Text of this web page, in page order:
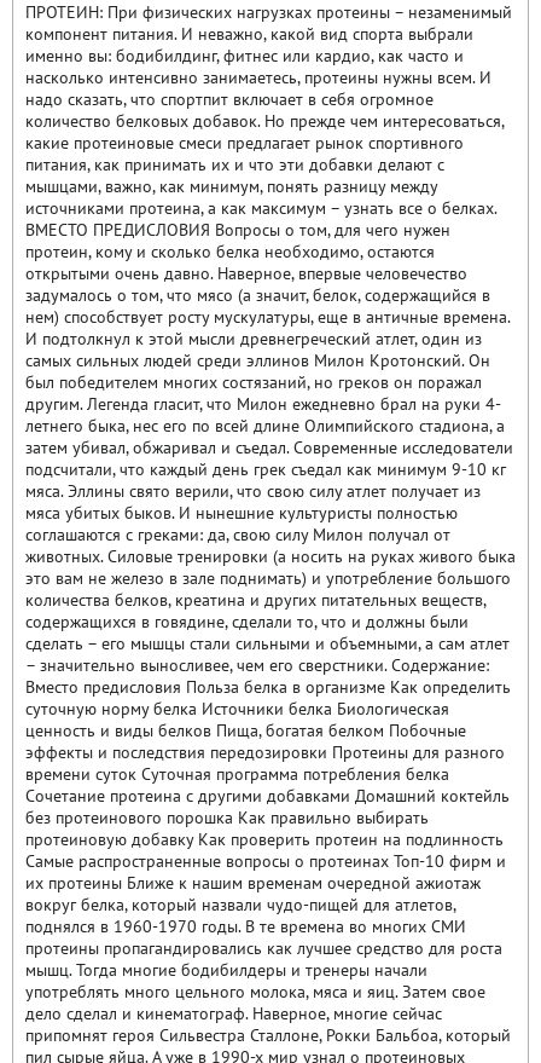
ПРОТЕИН: При физических нагрузках протеины – незаменимый
компонент питания. И неважно, какой вид спорта выбрали
именно вы: бодибилдинг, фитнес или кардио, как часто и
насколько интенсивно занимаетесь, протеины нужны всем. И
надо сказать, что спортпит включает в себя огромное
количество белковых добавок. Но прежде чем интересоваться,
какие протеиновые смеси предлагает рынок спортивного
питания, как принимать их и что эти добавки делают с
мышцами, важно, как минимум, понять разницу между
источниками протеина, а как максимум – узнать все о белках.
ВМЕСТО ПРЕДИСЛОВИЯ Вопросы о том, для чего нужен
протеин, кому и сколько белка необходимо, остаются
открытыми очень давно. Наверное, впервые человечество
задумалось о том, что мясо (а значит, белок, содержащийся в
нем) способствует росту мускулатуры, еще в античные времена.
И подтолкнул к этой мысли древнегреческий атлет, один из
самых сильных людей среди эллинов Милон Кротонский. Он
был победителем многих состязаний, но греков он поражал
другим. Легенда гласит, что Милон ежедневно брал на руки 4-
летнего быка, нес его по всей длине Олимпийского стадиона, а
затем убивал, обжаривал и съедал. Современные исследователи
подсчитали, что каждый день грек съедал как минимум 9-10 кг
мяса. Эллины свято верили, что свою силу атлет получает из
мяса убитых быков. И нынешние культуристы полностью
соглашаются с греками: да, свою силу Милон получал от
животных. Силовые тренировки (а носить на руках живого быка
это вам не железо в зале поднимать) и употребление большого
количества белков, креатина и других питательных веществ,
содержащихся в говядине, сделали то, что и должны были
сделать – его мышцы стали сильными и объемными, а сам атлет
– значительно выносливее, чем его сверстники. Содержание:
Вместо предисловия Польза белка в организме Как определить
суточную норму белка Источники белка Биологическая
ценность и виды белков Пища, богатая белком Побочные
эффекты и последствия передозировки Протеины для разного
времени суток Суточная программа потребления белка
Сочетание протеина с другими добавками Домашний коктейль
без протеинового порошка Как правильно выбирать
протеиновую добавку Как проверить протеин на подлинность
Самые распространенные вопросы о протеинах Топ-10 фирм и
их протеины Ближе к нашим временам очередной ажиотаж
вокруг белка, который назвали чудо-пищей для атлетов,
поднялся в 1960-1970 годы. В те времена во многих СМИ
протеины пропагандировались как лучшее средство для роста
мышц. Тогда многие бодибилдеры и тренеры начали
употреблять много цельного молока, мяса и яиц. Затем свое
дело сделал и кинематограф. Наверное, многие сейчас
припомнят героя Сильвестра Сталлоне, Рокки Бальбоа, который
пил сырые яйца. А уже в 1990-х мир узнал о протеиновых